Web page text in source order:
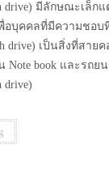
drive) มีลักษณะเล็ก
อบุคคลที่มีความชอบ
drive) เป็นสิ่งที่สาย
Note book และรถย